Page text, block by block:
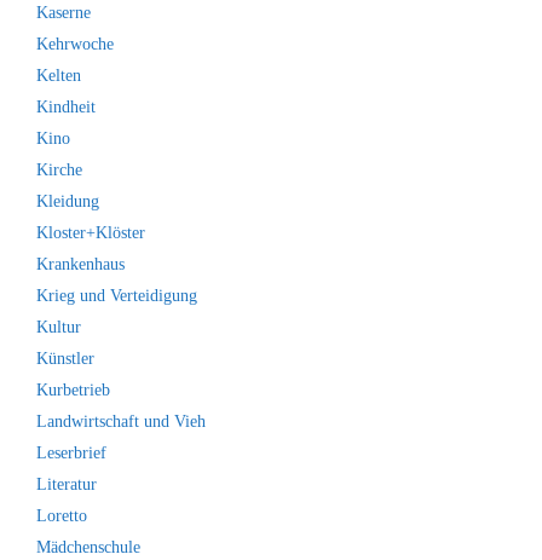
Kaserne
Kehrwoche
Kelten
Kindheit
Kino
Kirche
Kleidung
Kloster+Klöster
Krankenhaus
Krieg und Verteidigung
Kultur
Künstler
Kurbetrieb
Landwirtschaft und Vieh
Leserbrief
Literatur
Loretto
Mädchenschule